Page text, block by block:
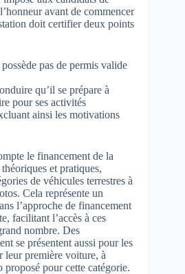
avant de commencer
doit certifier deux points
pas de permis valide
qu’il se prépare à
pour ses activités
ainsi les motivations
le financement de la
et pratiques,
de véhicules terrestres à
Cela représente un
l’approche de financement
facilitant l’accès à ces
nombre. Des
se présentent aussi pour les
leur première voiture, à
proposé pour cette catégorie.